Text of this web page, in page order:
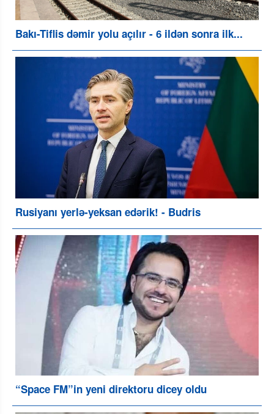
Bakı-Tiflis dəmir yolu açılır - 6 ildən sonra ilk...
Rusiyanı yerlə-yeksan edərik! - Budris
“Space FM”in yeni direktoru dicey oldu